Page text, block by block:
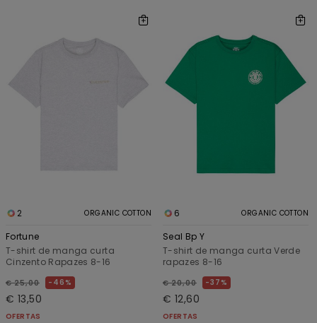
2 ORGANIC COTTON
Fortune
T-shirt de manga curta
Cinzento Rapazes 8-16
€ 25,00 46%
€ 13,50
OFERTAS
6 ORGANIC COTTON
Seal Bp Y
T-shirt de manga curta Verde
rapazes 8-16
€ 20,00 37%
€ 12,60
OFERTAS